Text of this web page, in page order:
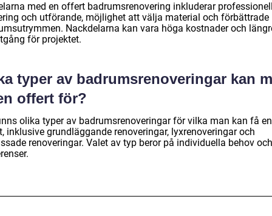
med en offert badrumsrenovering inkluderar
och utförande, möjlighet att välja material och förbättrade
Nackdelarna kan vara höga kostnader och
för projektet.
typer av badrumsrenoveringar kan
offert för?
olika typer av badrumsrenoveringar för vilka man kan få en
inklusive grundläggande renoveringar, lyxrenoveringar och
renoveringar. Valet av typ beror på individuella behov och